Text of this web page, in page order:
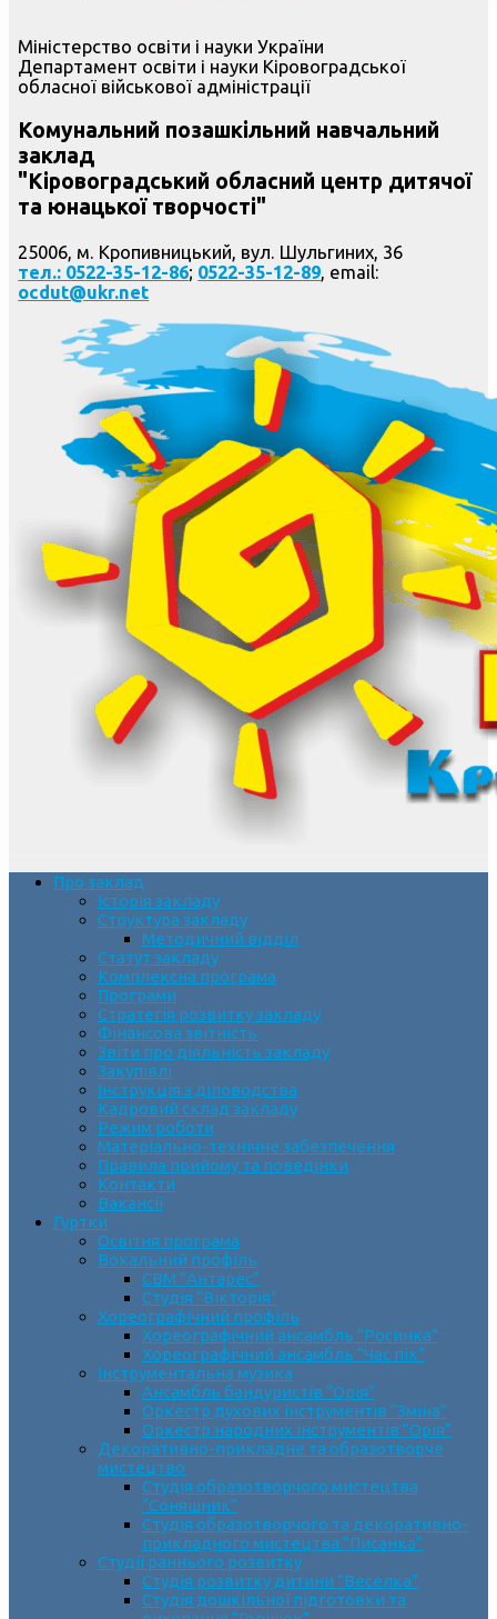
Міністерство освіти і науки України
Департамент освіти і науки Кіровоградської
обласної військової адміністрації
Комунальний позашкільний навчальний
заклад
"Кіровоградський обласний центр дитячої
та юнацької творчості"
25006, м. Кропивницький, вул. Шульгиних, 36
тел.: 0522-35-12-86; 0522-35-12-89, email:
ocdut@ukr.net
Про заклад
Історія закладу
Структура закладу
Методичний відділ
Статут закладу
Комплексна програма
Програми
Стратегія розвитку закладу
Фінансова звітність
Звіти про діяльність закладу
Закупівлі
Інструкція з діловодства
Кадровий склад закладу
Режим роботи
Матеріально-технічне забезпечення
Правила прийому та поведінки
Контакти
Вакансії
Гуртки
Освітня програма
Вокальний профіль
СВМ “Антарес”
Студія “Вікторія”
Хореографічний профіль
Хореографічний ансамбль “Росинка”
Хореографічний ансамбль “Час пік”
Інструментальна музика
Ансамбль бандуристів “Орія”
Оркестр духових інструментів “Зміна”
Оркестр народних інструментів “Орія”
Декоративно-прикладне та образотворче
мистецтво
Cтудія образотворчого мистецтва
“Соняшник”
Студія образотворчого та декоративно-
прикладного мистецтва “Писанка”
Студії раннього розвитку
Студія розвитку дитини “Веселка”
Студія дошкільної підготовки та